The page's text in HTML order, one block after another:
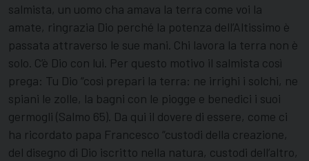
salmista, un uomo cha amava la terra come voi la
amate, ringrazia Dio perché la potenza dell’Altissimo è
passata attraverso le sue mani. Chi lavora la terra non è
solo. C’è Dio con lui. Per questo motivo il salmista così
prega: Tu Dio “così prepari la terra: ne irrighi i solchi, ne
spiani le zolle, la bagni con le piogge e benedici i suoi
germogli (Salmo 65). Da qui il dovere di essere, come ci
ha ricordato papa Francesco “custodi della creazione,
del disegno di Dio iscritto nella natura, custodi dell’altro,